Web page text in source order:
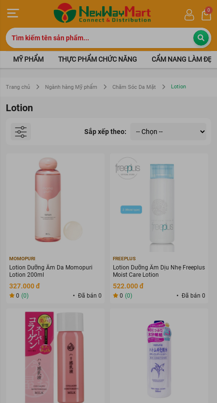
0
MỸ PHẨM THỰC PHẨM CHỨC NĂNG CẨM NANG LÀM ĐẸP
Trang chủ Ngành hàng Mỹ phẩm Chăm Sóc Da Mặt Lotion
Lotion
Sắp xếp theo:
MOMOPURI
Lotion Dưỡng Ẩm Da Momopuri
Lotion 200ml
327.000 đ
0 (0) Đã bán 0
FREEPLUS
Lotion Dưỡng Ẩm Dịu Nhẹ Freeplus
Moist Care Lotion
522.000 đ
0 (0) Đã bán 0